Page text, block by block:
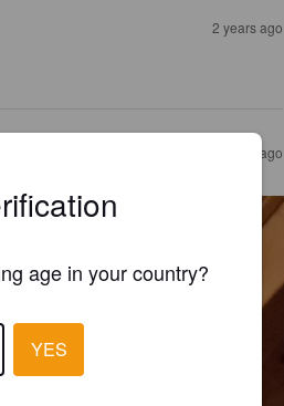
2 years ago
2 years ago
age in your country?
YES